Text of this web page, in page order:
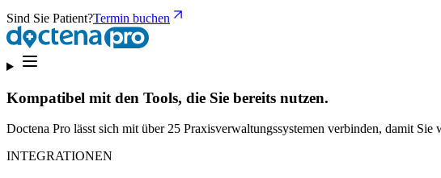
Sind Sie Patient?Termin buchen
Kompatibel mit den Tools, die Sie bereits nutzen.
Doctena Pro lässt sich mit über 25 Praxisverwaltungssystemen verbinden, damit
INTEGRATIONEN